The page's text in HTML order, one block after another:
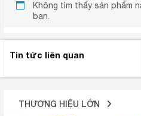
Không tìm thấy sản phẩm
bạn.
Tin tức liên quan
THƯƠNG HIỆU LỚN